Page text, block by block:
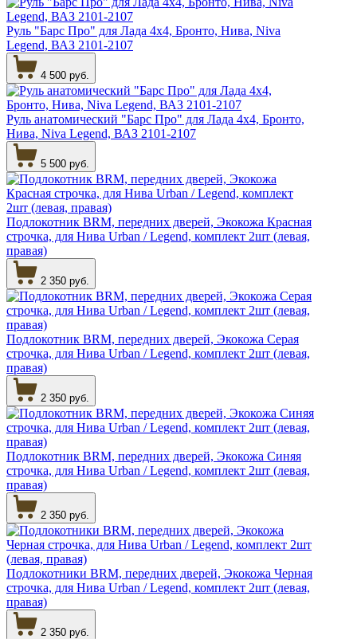
Руль "Барс Про" для Лада 4х4, Бронто, Нива, Niva
Legend, ВАЗ 2101-2107
4 500 руб.
Руль анатомический "Барс Про" для Лада 4х4, Бронто,
Нива, Niva Legend, ВАЗ 2101-2107
5 500 руб.
Подлокотник BRM, передних дверей, Экокожа Красная
строчка, для Нива Urban / Legend, комплект 2шт (левая,
правая)
2 350 руб.
Подлокотник BRM, передних дверей, Экокожа Серая
строчка, для Нива Urban / Legend, комплект 2шт (левая,
правая)
2 350 руб.
Подлокотник BRM, передних дверей, Экокожа Синяя
строчка, для Нива Urban / Legend, комплект 2шт (левая,
правая)
2 350 руб.
Подлокотники BRM, передних дверей, Экокожа Черная
строчка, для Нива Urban / Legend, комплект 2шт (левая,
правая)
2 350 руб.